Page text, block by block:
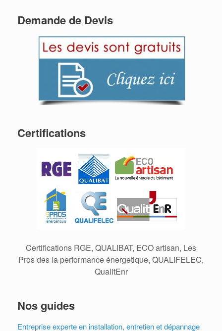
Demande de Devis
Certifications
Certifications RGE, QUALIBAT, ECO artisan, Les
Pros des la performance énergetique, QUALIFELEC,
QualitEnr
Nos guides
Entreprise experte en installation, entretien et dépannage